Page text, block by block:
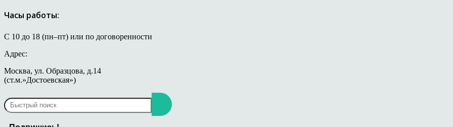
Часы работы:
С 10 до 18 (пн–пт) или по договоренности
Адрес:
Москва, ул. Образцова, д.14
(ст.м.»Достоевская»)